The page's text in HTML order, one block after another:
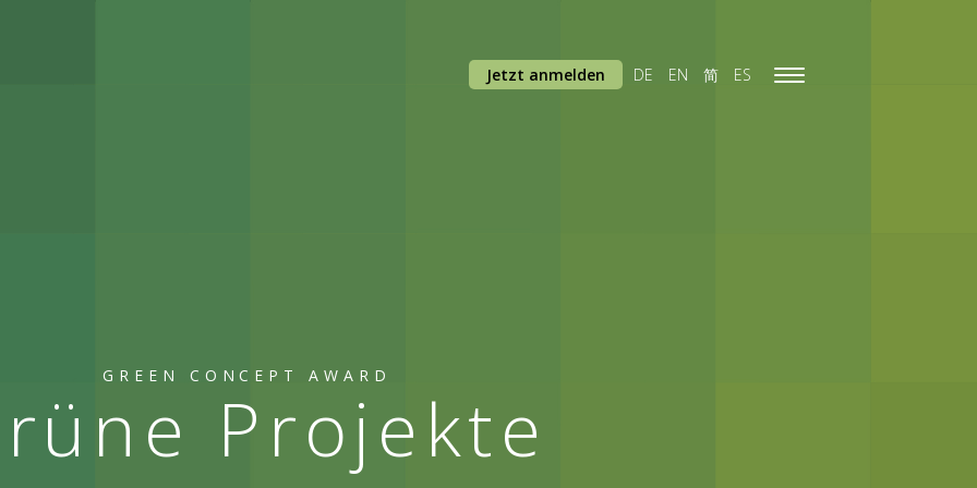
GREEN CONCEPT AWARD
Projekte
Toggle
Jetzt anmelden DE EN 简 ES